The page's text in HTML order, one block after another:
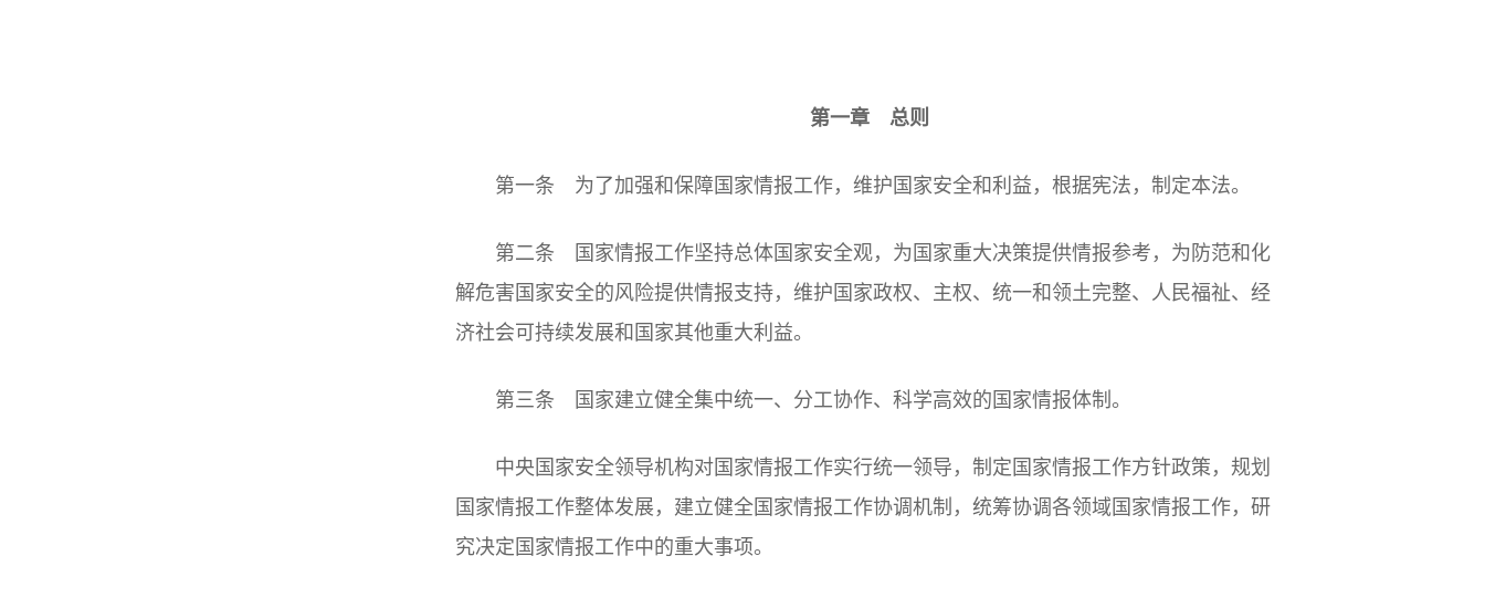
第一章 总则
第一条 为了加强和保障国家情报工作，维护国家安全和利益，根据宪法，制定本法。
第二条 国家情报工作坚持总体国家安全观，为国家重大决策提供情报参考，为防范和化
解危害国家安全的风险提供情报支持，维护国家政权、主权、统一和领土完整、人民福祉、经
济社会可持续发展和国家其他重大利益。
第三条 国家建立健全集中统一、分工协作、科学高效的国家情报体制。
中央国家安全领导机构对国家情报工作实行统一领导，制定国家情报工作方针政策，规划
国家情报工作整体发展，建立健全国家情报工作协调机制，统筹协调各领域国家情报工作，研
究决定国家情报工作中的重大事项。